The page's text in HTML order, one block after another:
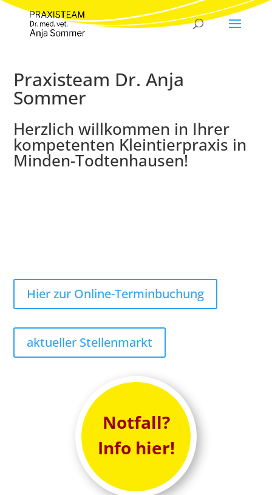
Praxisteam Dr. Anja
Sommer
Herzlich willkommen in Ihrer
kompetenten Kleintierpraxis in
Minden-Todtenhausen!
Hier zur Online-Terminbuchung
aktueller Stellenmarkt
Notfall?
Info hier!